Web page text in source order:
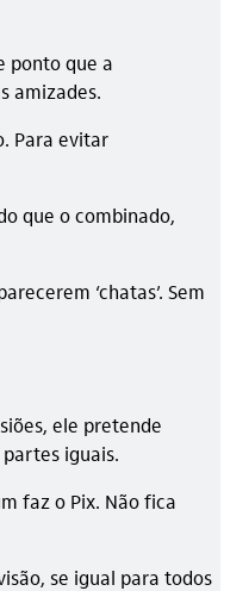
ponto que a
amizades.
Para evitar
que o combinado,
‘chatas’. Sem
ele pretende
iguais.
faz o Pix. Não fica
se igual para todos